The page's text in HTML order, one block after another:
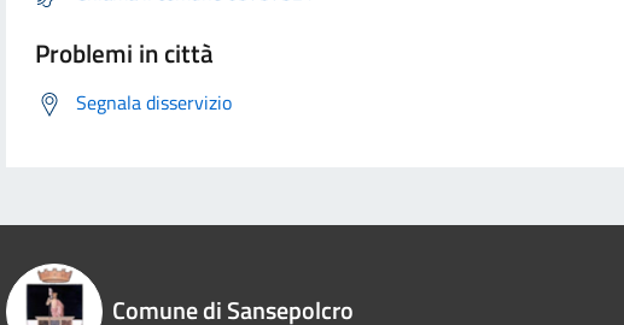
Problemi in città
Segnala disservizio
Comune di Sansepolcro